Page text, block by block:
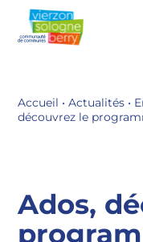
Aller
contenu
Accueil •Actualités •
découvrez le
Ados,